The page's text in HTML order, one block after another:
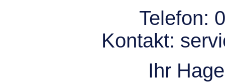
Telefon:
Kontakt:
Ihr